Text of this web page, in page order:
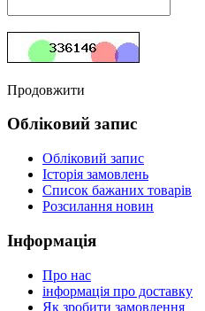
Продовжити
Обліковий запис
Обліковий запис
Історія замовлень
Список бажаних товарів
Розсилання новин
Інформація
Про нас
інформація про доставку
Як зробити замовлення